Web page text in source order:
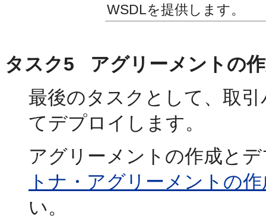
WSDLを提供します。
タスク5 アグリーメントの
最後のタスクとして、取
てデプロイします。
アグリーメントの作成と
トナ・アグリーメントの
い。